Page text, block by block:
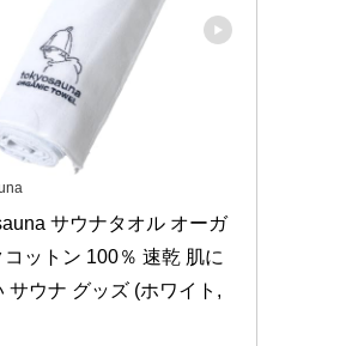
サウナタオル オーガ
コットン 100％ 速乾 肌に
サウナ グッズ (ホワイト,